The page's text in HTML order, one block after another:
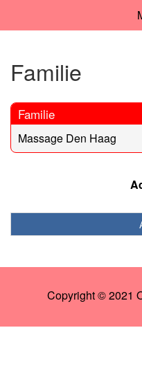
Familie
Familie
Massage Den Haag
Copyright © 2021